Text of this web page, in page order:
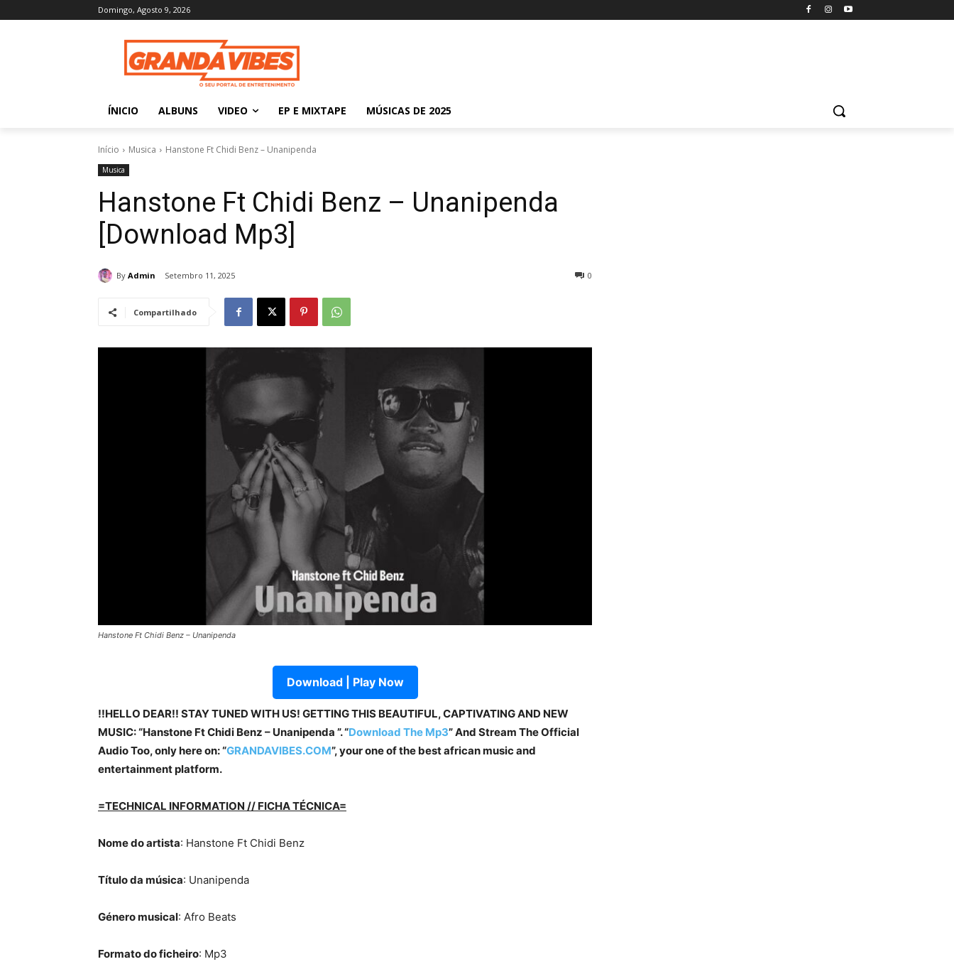
Domingo, Agosto 9, 2026
ÍNICIO ALBUNS VIDEO EP E MIXTAPE MÚSICAS DE 2025
Início Musica Hanstone Ft Chidi Benz – Unanipenda
Musica
Hanstone Ft Chidi Benz – Unanipenda
[Download Mp3]
By Admin Setembro 11, 2025 0
Compartilhado
Hanstone Ft Chidi Benz – Unanipenda
Download | Play Now
!!HELLO DEAR!! STAY TUNED WITH US! GETTING THIS BEAUTIFUL, CAPTIVATING AND NEW
MUSIC: “Hanstone Ft Chidi Benz – Unanipenda ”. “Download The Mp3” And Stream The Official
Audio Too, only here on: “GRANDAVIBES.COM”, your one of the best african music and
entertainment platform.
=TECHNICAL INFORMATION // FICHA TÉCNICA=
Nome do artista: Hanstone Ft Chidi Benz
Título da música: Unanipenda
Género musical: Afro Beats
Formato do ficheiro: Mp3